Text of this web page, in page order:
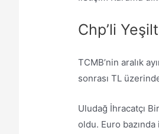
Chp’li
TCMB’nin aralık
sonrası TL
Uludağ İhracatçı
oldu. Euro